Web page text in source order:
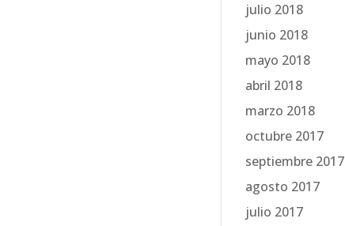
julio 2018
junio 2018
mayo 2018
abril 2018
marzo 2018
octubre 2017
septiembre 2017
agosto 2017
julio 2017